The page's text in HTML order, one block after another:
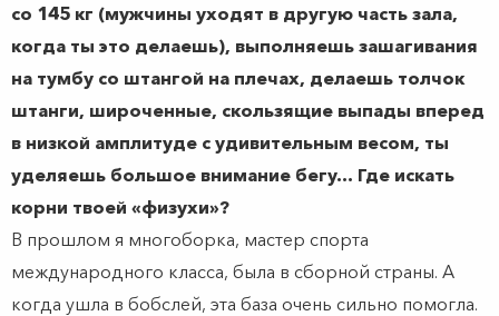
со 145 кг (мужчины уходят в другую часть зала,
когда ты это делаешь), выполняешь зашагивания
на тумбу со штангой на плечах, делаешь толчок
штанги, широченные, скользящие выпады вперед
в низкой амплитуде с удивительным весом, ты
уделяешь большое внимание бегу… Где искать
корни твоей «физухи»?
В прошлом я многоборка, мастер спорта
международного класса, была в сборной страны. А
когда ушла в бобслей, эта база очень сильно помогла.